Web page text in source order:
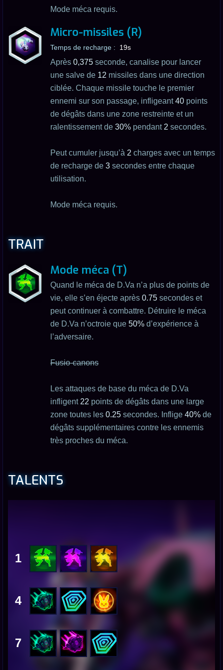
Mode méca requis.
Micro-missiles (R)
Temps de recharge : 19s
Après 0,375 seconde, canalise pour lancer
une salve de 12 missiles dans une direction
ciblée. Chaque missile touche le premier
ennemi sur son passage, infligeant40 points
de dégâts dans une zone restreinte et un
ralentissement de 30% pendant 2 secondes.
Peut cumuler jusqu’à 2 charges avec un temps
de recharge de 3 secondes entre chaque
utilisation.
Mode méca requis.
TRAIT
Mode méca (T)
Quand le méca de D.Va n’a plus de points de
vie, elle s’en éjecte après 0.75 secondes et
peut continuer à combattre. Détruire le méca
de D.Va n’octroie que 50% d’expérience à
l’adversaire.
Fusio-canons
Les attaques de base du méca de D.Va
infligent 22 points de dégâts dans une large
zone toutes les 0.25 secondes. Inflige 40% de
dégâts supplémentaires contre les ennemis
très proches du méca.
TALENTS
1
4
7